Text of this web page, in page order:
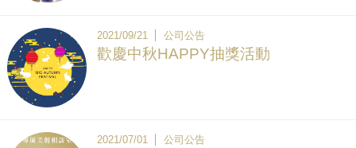
2021/09/21 公司公告
歡慶中秋HAPPY抽獎活動
2021/07/01 公司公告